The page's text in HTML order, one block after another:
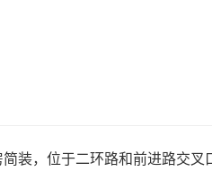
装，位于二环路和前进路交叉